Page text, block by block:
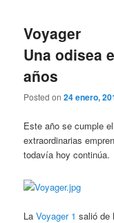
Voyager
Una odisea
años
Posted on24 enero,
Este año se cumple
extraordinarias
todavía hoy continúa.
LaVoyager 1 salió de